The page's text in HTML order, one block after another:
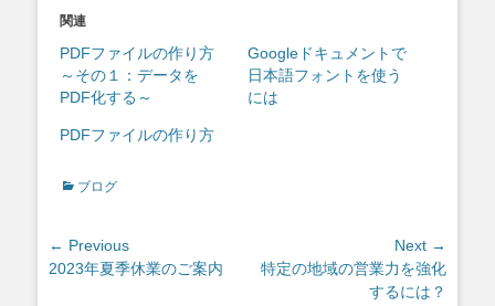
関連
PDFファイルの作り方
～その１：データを
PDF化する～
Googleドキュメントで
日本語フォントを使う
には
PDFファイルの作り方
Categories
ブログ
投
稿
← Previous
Previous
2023年夏季休業のご案内
Next →
Next
特定の地域の営業力を強化
するには？